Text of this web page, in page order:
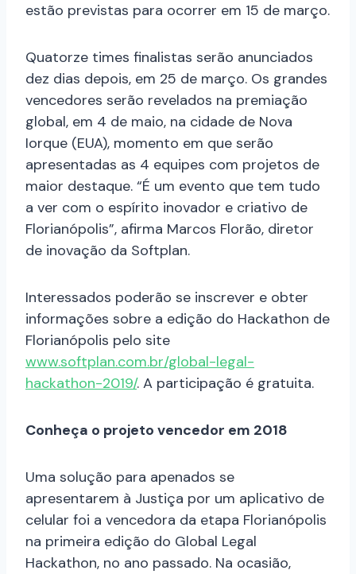
estão previstas para ocorrer em 15 de março.
Quatorze times finalistas serão anunciados
dez dias depois, em 25 de março. Os grandes
vencedores serão revelados na premiação
global, em 4 de maio, na cidade de Nova
Iorque (EUA), momento em que serão
apresentadas as 4 equipes com projetos de
maior destaque. “É um evento que tem tudo
a ver com o espírito inovador e criativo de
Florianópolis”, afirma Marcos Florão, diretor
de inovação da Softplan.
Interessados poderão se inscrever e obter
informações sobre a edição do Hackathon de
Florianópolis pelo site
www.softplan.com.br/global-legal-
hackathon-2019/. A participação é gratuita.
Conheça o projeto vencedor em 2018
Uma solução para apenados se
apresentarem à Justiça por um aplicativo de
celular foi a vencedora da etapa Florianópolis
na primeira edição do Global Legal
Hackathon, no ano passado. Na ocasião,